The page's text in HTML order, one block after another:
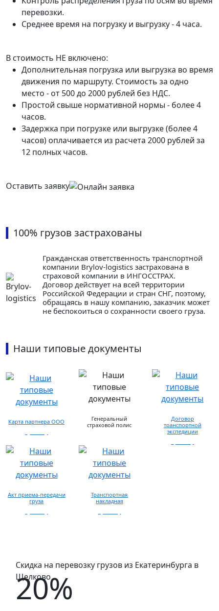
перевозки.
Среднее время на погрузку и выгрузку - 4 часа.
В стоимость НЕ включено:
Дополнительная погрузка или выгрузка во время
движения по маршруту. Стоимость за одно
место - от 500 до 2000 рублей без НДС.
Простой свыше нормативной нормы - более 4
часов.
Задержка при погрузке или выгрузке (более 4
часов) оплачивается из расчета 2000 рублей за
12 полных часов.
Оставить заявку
100% грузов застрахованы
Гражданская ответственность транспортной
компании Brylov-logistics застрахована в
страховой компании в ИНГОСCТРАХ.
Договор действует на всей территории
Российской Федерации и стран СНГ, поэтому,
обращаясь в нашу компанию, заказчик может
не беспокоиться о сохранности своего груза.
Наши типовые документы
Карта партнера ООО
Генеральный
страховой полис
Договор
транспортной
экспедиции
Акт приема-передачи
груза
Транспортная
накладная
Скидка на перевозку грузов из Екатеринбурга в
Щелково
20%